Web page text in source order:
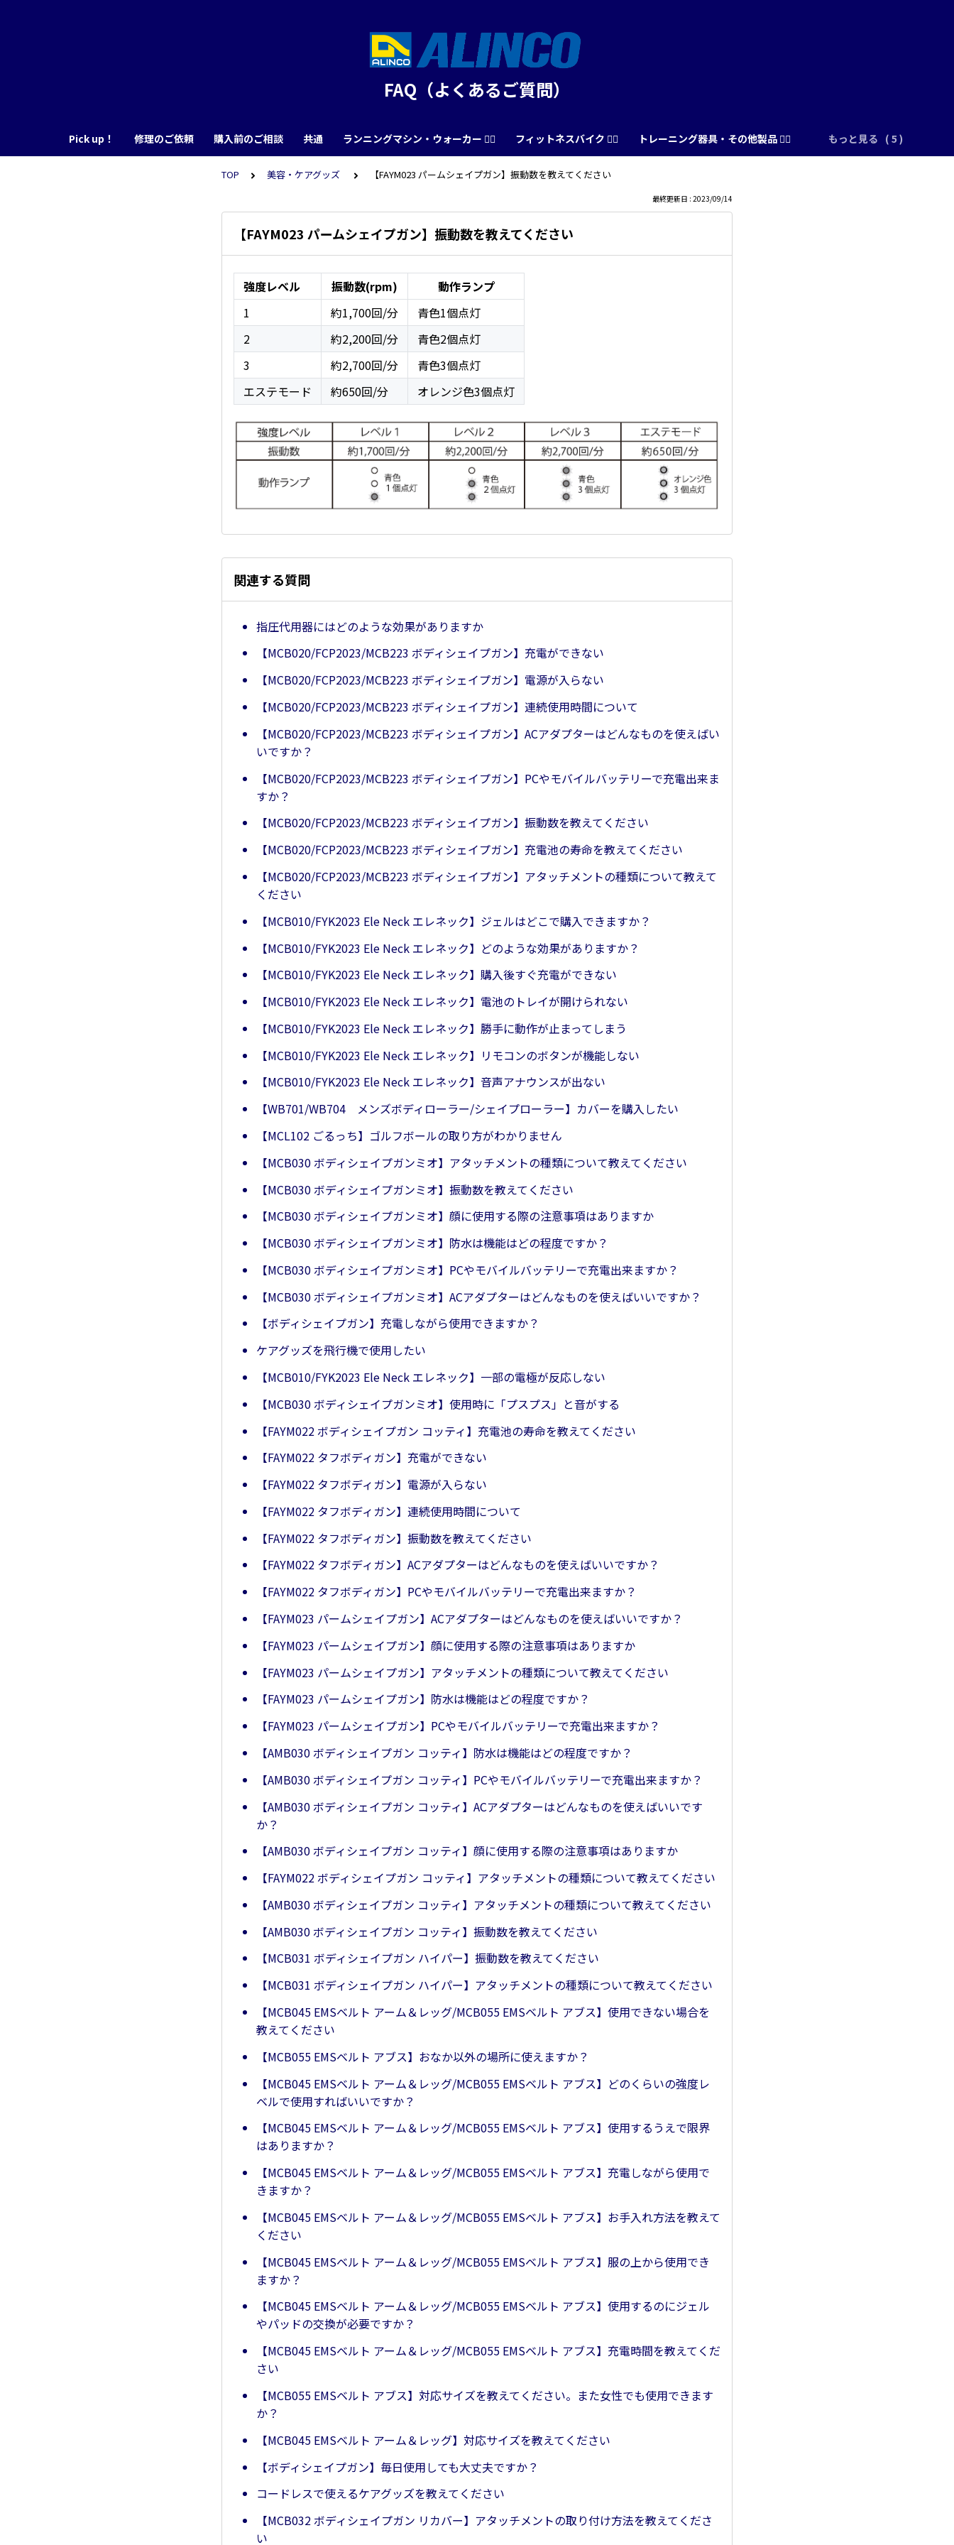
FAQ（よくあるご質問）
Pick up！ 修理のご依頼 購入前のご相談 共通 ランニングマシン・ウォーカー 🏃‍♀️ フィットネスバイク 🚴‍♂️ トレーニング器具・その他製品 🏋️‍♂️ もっと見る
TOP 美容・ケアグッズ 【FAYM023 パームシェイプガン】振動数を教えてください
最終更新日 : 2023/09/14
【FAYM023 パームシェイプガン】振動数を教えてください
強度レベル 振動数(rpm)
動作ランプ
1
約1,700回/分
青色1個点灯
2
約2,200回/分
青色2個点灯
3
約2,700回/分
青色3個点灯
エステモード
約650回/分 オレンジ色3個点灯
関連する質問
指圧代用器にはどのような効果がありますか
【MCB020/FCP2023/MCB223 ボディシェイプガン】充電ができない
【MCB020/FCP2023/MCB223 ボディシェイプガン】電源が入らない
【MCB020/FCP2023/MCB223 ボディシェイプガン】連続使用時間について
【MCB020/FCP2023/MCB223 ボディシェイプガン】ACアダプターはどんなものを使えばい
いですか？
【MCB020/FCP2023/MCB223 ボディシェイプガン】PCやモバイルバッテリーで充電出来ま
すか？
【MCB020/FCP2023/MCB223 ボディシェイプガン】振動数を教えてください
【MCB020/FCP2023/MCB223 ボディシェイプガン】充電池の寿命を教えてください
【MCB020/FCP2023/MCB223 ボディシェイプガン】アタッチメントの種類について教えて
ください
【MCB010/FYK2023 Ele Neck エレネック】ジェルはどこで購入できますか？
【MCB010/FYK2023 Ele Neck エレネック】どのような効果がありますか？
【MCB010/FYK2023 Ele Neck エレネック】購入後すぐ充電ができない
【MCB010/FYK2023 Ele Neck エレネック】電池のトレイが開けられない
【MCB010/FYK2023 Ele Neck エレネック】勝手に動作が止まってしまう
【MCB010/FYK2023 Ele Neck エレネック】リモコンのボタンが機能しない
【MCB010/FYK2023 Ele Neck エレネック】音声アナウンスが出ない
【WB701/WB704 メンズボディローラー/シェイプローラー】カバーを購入したい
【MCL102 ごるっち】ゴルフボールの取り方がわかりません
【MCB030 ボディシェイプガンミオ】アタッチメントの種類について教えてください
【MCB030 ボディシェイプガンミオ】振動数を教えてください
【MCB030 ボディシェイプガンミオ】顔に使用する際の注意事項はありますか
【MCB030 ボディシェイプガンミオ】防水は機能はどの程度ですか？
【MCB030 ボディシェイプガンミオ】PCやモバイルバッテリーで充電出来ますか？
【MCB030 ボディシェイプガンミオ】ACアダプターはどんなものを使えばいいですか？
【ボディシェイプガン】充電しながら使用できますか？
ケアグッズを飛行機で使用したい
【MCB010/FYK2023 Ele Neck エレネック】一部の電極が反応しない
【MCB030 ボディシェイプガンミオ】使用時に「プスプス」と音がする
【FAYM022 ボディシェイプガン コッティ】充電池の寿命を教えてください
【FAYM022 タフボディガン】充電ができない
【FAYM022 タフボディガン】電源が入らない
【FAYM022 タフボディガン】連続使用時間について
【FAYM022 タフボディガン】振動数を教えてください
【FAYM022 タフボディガン】ACアダプターはどんなものを使えばいいですか？
【FAYM022 タフボディガン】PCやモバイルバッテリーで充電出来ますか？
【FAYM023 パームシェイプガン】ACアダプターはどんなものを使えばいいですか？
【FAYM023 パームシェイプガン】顔に使用する際の注意事項はありますか
【FAYM023 パームシェイプガン】アタッチメントの種類について教えてください
【FAYM023 パームシェイプガン】防水は機能はどの程度ですか？
【FAYM023 パームシェイプガン】PCやモバイルバッテリーで充電出来ますか？
【AMB030 ボディシェイプガン コッティ】防水は機能はどの程度ですか？
【AMB030 ボディシェイプガン コッティ】PCやモバイルバッテリーで充電出来ますか？
【AMB030 ボディシェイプガン コッティ】ACアダプターはどんなものを使えばいいです
か？
【AMB030 ボディシェイプガン コッティ】顔に使用する際の注意事項はありますか
【FAYM022 ボディシェイプガン コッティ】アタッチメントの種類について教えてください
【AMB030 ボディシェイプガン コッティ】アタッチメントの種類について教えてください
【AMB030 ボディシェイプガン コッティ】振動数を教えてください
【MCB031 ボディシェイプガン ハイパー】振動数を教えてください
【MCB031 ボディシェイプガン ハイパー】アタッチメントの種類について教えてください
【MCB045 EMSベルト アーム＆レッグ/MCB055 EMSベルト アブス】使用できない場合を
教えてください
【MCB055 EMSベルト アブス】おなか以外の場所に使えますか？
【MCB045 EMSベルト アーム＆レッグ/MCB055 EMSベルト アブス】どのくらいの強度レ
ベルで使用すればいいですか？
【MCB045 EMSベルト アーム＆レッグ/MCB055 EMSベルト アブス】使用するうえで限界
はありますか？
【MCB045 EMSベルト アーム＆レッグ/MCB055 EMSベルト アブス】充電しながら使用で
きますか？
【MCB045 EMSベルト アーム＆レッグ/MCB055 EMSベルト アブス】お手入れ方法を教えて
ください
【MCB045 EMSベルト アーム＆レッグ/MCB055 EMSベルト アブス】服の上から使用でき
ますか？
【MCB045 EMSベルト アーム＆レッグ/MCB055 EMSベルト アブス】使用するのにジェル
やパッドの交換が必要ですか？
【MCB045 EMSベルト アーム＆レッグ/MCB055 EMSベルト アブス】充電時間を教えてくだ
さい
【MCB055 EMSベルト アブス】対応サイズを教えてください。また女性でも使用できます
か？
【MCB045 EMSベルト アーム＆レッグ】対応サイズを教えてください
【ボディシェイプガン】毎日使用しても大丈夫ですか？
コードレスで使えるケアグッズを教えてください
【MCB032 ボディシェイプガン リカバー】アタッチメントの取り付け方法を教えてくださ
い